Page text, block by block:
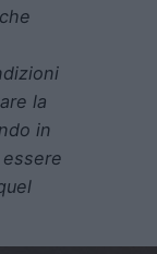
la
in